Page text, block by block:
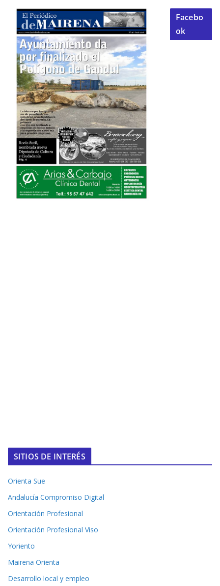
Facebo
ok
SITIOS DE INTERÉS
Orienta Sue
Andalucía Compromiso Digital
Orientación Profesional
Orientación Profesional Viso
Yoriento
Mairena Orienta
Desarrollo local y empleo